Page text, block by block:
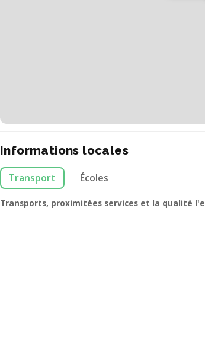
Informations locales
Transport Écoles
Transports, proximitées services et la qualité